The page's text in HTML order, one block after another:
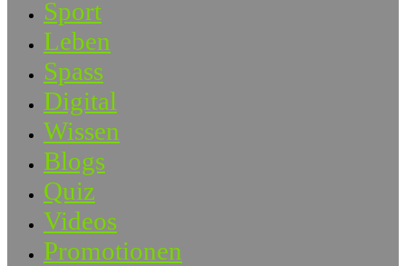
Sport
Leben
Spass
Digital
Wissen
Blogs
Quiz
Videos
Promotionen